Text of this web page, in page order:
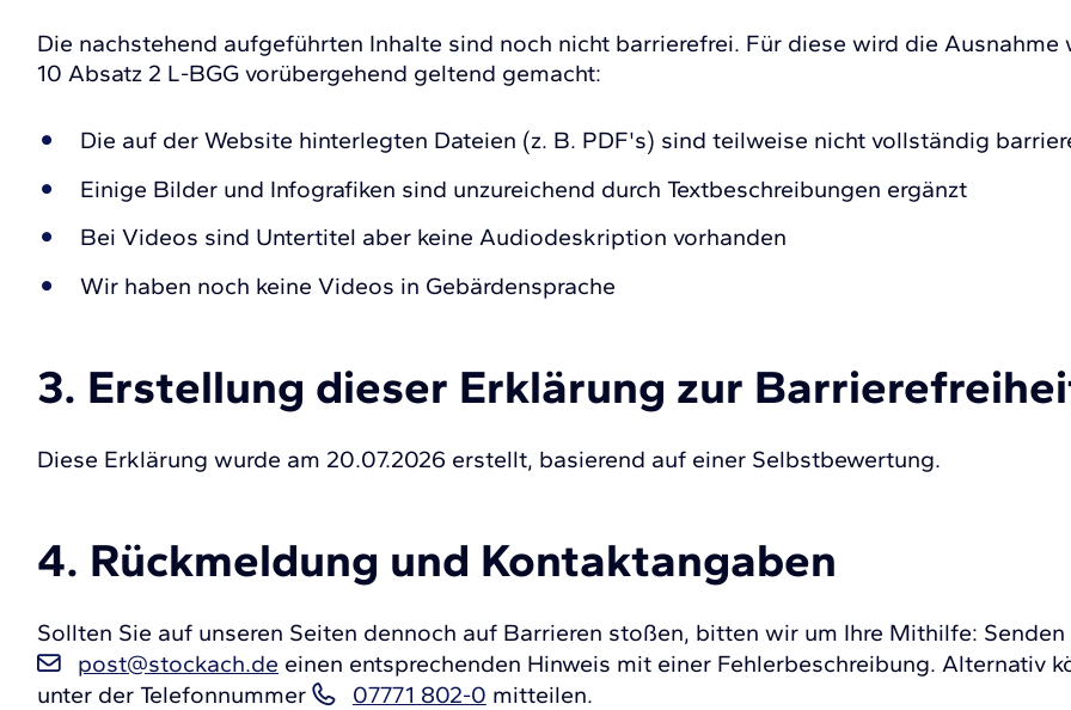
Die nachstehend aufgeführten Inhalte sind noch nicht barrierefrei. Für diese wird die Ausnahme
10 Absatz 2 L-BGG vorübergehend geltend gemacht:
Die auf der Website hinterlegten Dateien (z. B. PDF's) sind teilweise nicht vollständig
Einige Bilder und Infografiken sind unzureichend durch Textbeschreibungen ergänzt
Bei Videos sind Untertitel aber keine Audiodeskription vorhanden
Wir haben noch keine Videos in Gebärdensprache
3. Erstellung dieser Erklärung zur
Diese Erklärung wurde am 20.07.2026 erstellt, basierend auf einer Selbstbewertung.
4. Rückmeldung und Kontaktangaben
Sollten Sie auf unseren Seiten dennoch auf Barrieren stoßen, bitten wir um Ihre Mithilfe: Senden
post@stockach.de einen entsprechenden Hinweis mit einer Fehlerbeschreibung. Alternativ
unter der Telefonnummer
07771 802-0 mitteilen.